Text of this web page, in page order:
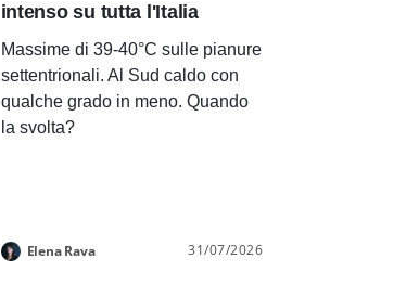
intenso su tutta l'Italia
Massime di 39-40°C sulle pianure
settentrionali. Al Sud caldo con
qualche grado in meno. Quando
la svolta?
Elena Rava 31/07/2026